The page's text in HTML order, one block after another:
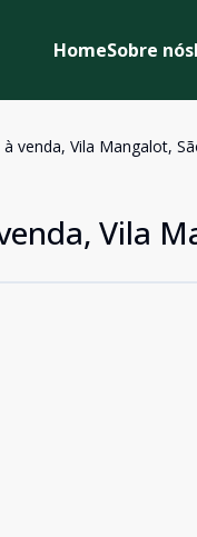
HomeSobre nós
venda, Vila Mangalot,
Vila